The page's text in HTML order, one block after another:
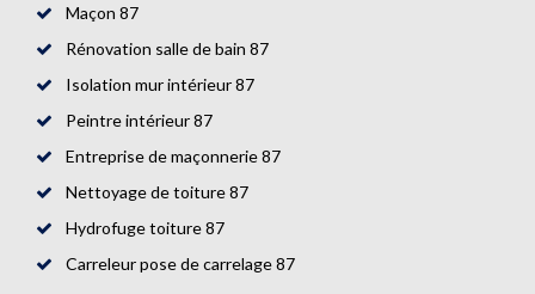
Maçon 87
Rénovation salle de bain 87
Isolation mur intérieur 87
Peintre intérieur 87
Entreprise de maçonnerie 87
Nettoyage de toiture 87
Hydrofuge toiture 87
Carreleur pose de carrelage 87